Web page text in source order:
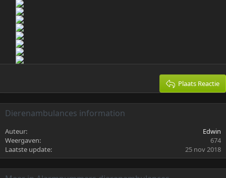
Plaats Reactie
Dierenambulances information
Auteur
Edwin
Weergaven
674
Laatste update
25 nov 2018